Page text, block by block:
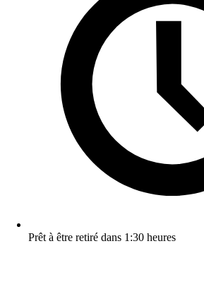
Prêt à être retiré dans 1:30 heures